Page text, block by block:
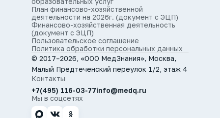
План финансово-хозяйственной
деятельности на 2026г. (документ с ЭЦП)
Финансово-хозяйственная деятельность
(документ с ЭЦП)
Пользовательское соглашение
Политика обработки персональных данных
© 2017–2026, «ООО МедЗнания», Москва,
Малый Предтеченский переулок 1/2, этаж 4
Контакты
+7(495) 116-03-77info@medq.ru
Мы в соцсетях